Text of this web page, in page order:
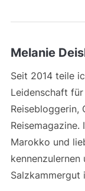
Melanie
Seit 2014 teile
Leidenschaft
Reisebloggerin,
Marokko und
Salzkammergut